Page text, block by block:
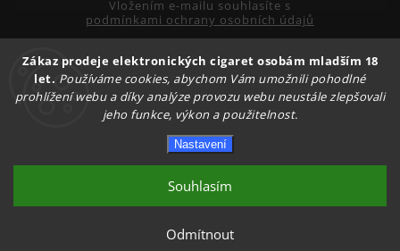
Zákaz prodeje elektronických cigaret osobám mladším 18
let. Používáme cookies, abychom Vám umožnili pohodlné
prohlížení webu a díky analýze provozu webu neustále zlepšovali
jeho funkce, výkon a použitelnost.
Nastavení
Odmítnout
Souhlasím
podmínkami ochrany osobních údajů
Přihlásit se
Upravit nastavení cookies
Shoptet | Design